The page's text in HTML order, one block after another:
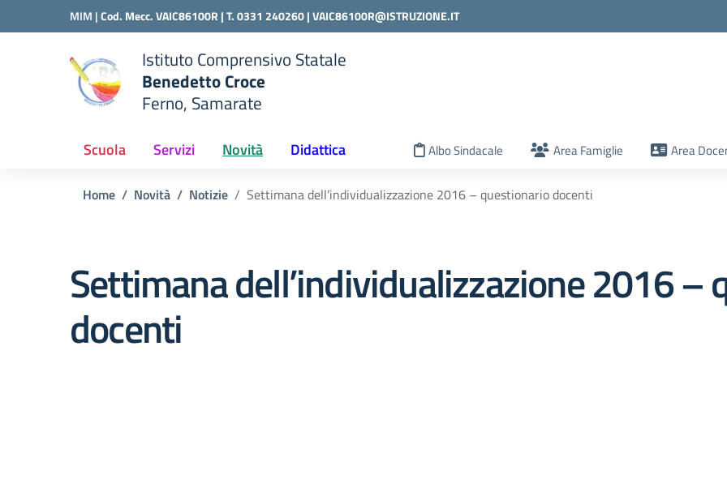
Vai ai contenuti
Vai al menu di navigazione
MIM |Cod. Mecc. VAIC86100R | T. 0331 240260 |VAIC86100R@ISTRUZIONE.IT
scuola
Istituto Comprensivo Statale
Benedetto Croce
Ferno, Samarate
Scuola Servizi Novità Didattica Albo Sindacale Area Famiglie Area
Home Novità Notizie Settimana dell’individualizzazione 2016 – questionario docenti
Settimana dell’individualizzazione 2016 –
docenti